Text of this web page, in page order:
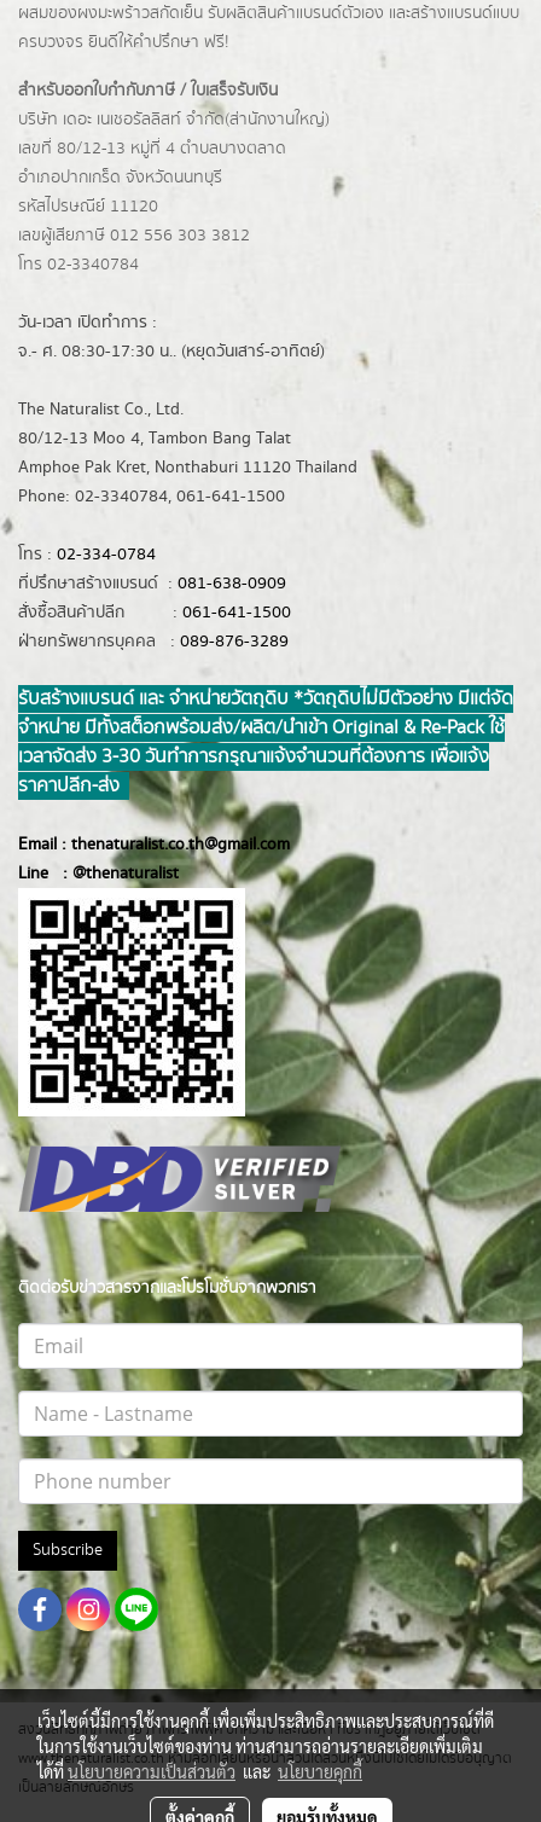
ผสมของผงมะพร้าวสกัดเย็น รับผลิตสินค้าแบรนด์ตัวเอง และสร้างแบรนด์แบบ
ครบวงจร ยินดีให้คำปรึกษา ฟรี!
สำหรับออกใบกำกับภาษี / ใบเสร็จรับเงิน
บริษัท เดอะ เนเชอรัลลิสท์ จำกัด(ส่านักงานใหญ่)
เลขที่ 80/12-13 หมู่ที่ 4 ตำบลบางตลาด
อำเภอปากเกร็ด จังหวัดนนทบุรี
รหัสไปรษณีย์ 11120
เลขผู้เสียภาษี 012 556 303 3812
โทร 02-3340784
วัน-เวลา เปิดทำการ :
จ.- ศ. 08:30-17:30 น.. (หยุดวันเสาร์-อาทิตย์)
The Naturalist Co., Ltd.
80/12-13 Moo 4, Tambon Bang Talat
Amphoe Pak Kret, Nonthaburi 11120 Thailand
Phone: 02-3340784, 061-641-1500
โทร : 02-334-0784
ที่ปรึกษาสร้างแบรนด์ : 081-638-0909
สั่งซื้อสินค้าปลีก : 061-641-1500
ฝ่ายทรัพยากรบุคคล : 089-876-3289
รับสร้างแบรนด์ และ จำหน่ายวัตถุดิบ *วัตถุดิบไม่มีตัวอย่าง มีแต่จัด
จำหน่าย มีทั้งสต็อกพร้อมส่ง/ผลิต/นำเข้า Original & Re-Pack ใช้
เวลาจัดส่ง 3-30 วันทำการ กรุณาแจ้งจำนวนที่ต้องการ เพื่อแจ้ง
ราคาปลีก-ส่ง
Email : thenaturalist.co.th@gmail.com
Line : @thenaturalist
ติดต่อรับข่าวสารจากและโปรโมชั่นจากพวกเรา
Subscribe
สงวนสิทธิ์ทุกภาพถ่าย ภาพกราฟฟิค บทความ และเนื้อหา ที่ปรากฎอยู่ภายใต้เว็บไซต์
www.thenaturalist.co.th ห้ามลอกเลียนหรือนำส่วนใดส่วนหนึ่งนี้ไปใช้โดยไม่ได้รับอนุญาต
เป็นลายลักษณ์อักษร
เว็บไซต์นี้มีการใช้งานคุกกี้ เพื่อเพิ่มประสิทธิภาพและประสบการณ์ที่ดี
ในการใช้งานเว็บไซต์ของท่าน ท่านสามารถอ่านรายละเอียดเพิ่มเติม
ได้ที่นโยบายความเป็นส่วนตัว และ นโยบายคุกกี้
ตั้งค่าคุกกี้ ยอมรับทั้งหมด